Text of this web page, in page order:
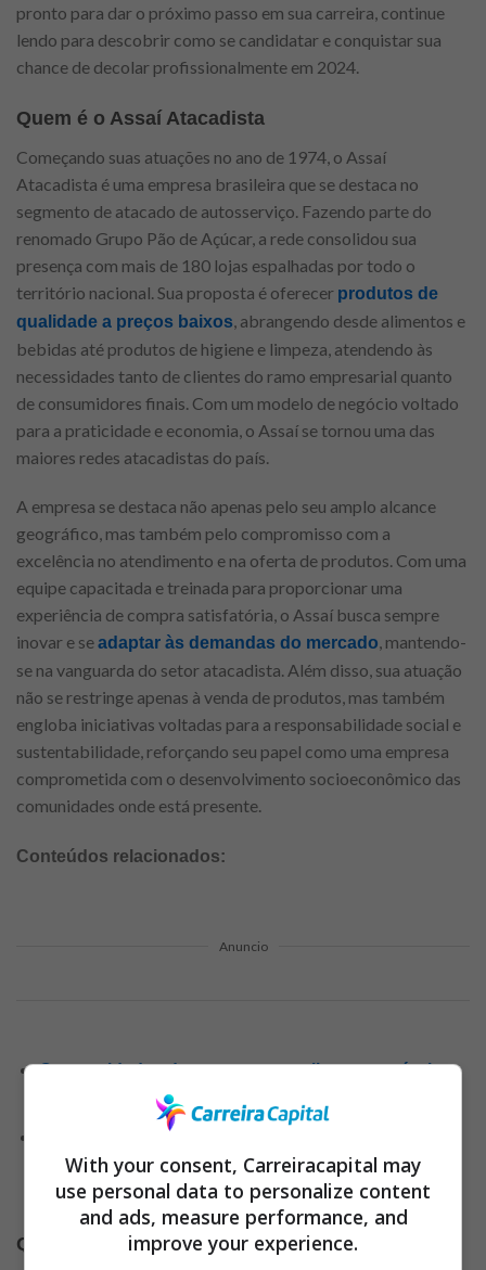
pronto para dar o próximo passo em sua carreira, continue
lendo para descobrir como se candidatar e conquistar sua
chance de decolar profissionalmente em 2024.
Quem é o Assaí Atacadista
Começando suas atuações no ano de 1974, o Assaí
Atacadista é uma empresa brasileira que se destaca no
segmento de atacado de autosserviço. Fazendo parte do
renomado Grupo Pão de Açúcar, a rede consolidou sua
presença com mais de 180 lojas espalhadas por todo o
território nacional. Sua proposta é oferecer produtos de
qualidade a preços baixos , abrangendo desde alimentos e
bebidas até produtos de higiene e limpeza, atendendo às
necessidades tanto de clientes do ramo empresarial quanto
de consumidores finais. Com um modelo de negócio voltado
para a praticidade e economia, o Assaí se tornou uma das
maiores redes atacadistas do país.
A empresa se destaca não apenas pelo seu amplo alcance
geográfico, mas também pelo compromisso com a
excelência no atendimento e na oferta de produtos. Com uma
equipe capacitada e treinada para proporcionar uma
experiência de compra satisfatória, o Assaí busca sempre
inovar e seadaptar às demandas do mercado, mantendo-
se na vanguarda do setor atacadista. Além disso, sua atuação
não se restringe apenas à venda de produtos, mas também
engloba iniciativas voltadas para a responsabilidade social e
sustentabilidade, reforçando seu papel como uma empresa
comprometida com o desenvolvimento socioeconômico das
comunidades onde está presente.
Conteúdos relacionados:
Anuncio
Oportunidades de emprego: amplie seu currículo
profissional em 2024!
Dicas valiosas para conquistar seu lugar no
mercado de trabalho e decolar sua carreira
profissional
Quais vagas estão disponíveis no Assaí
With your consent, Carreiracapital may
use personal data to personalize content
and ads, measure performance, and
improve your experience.